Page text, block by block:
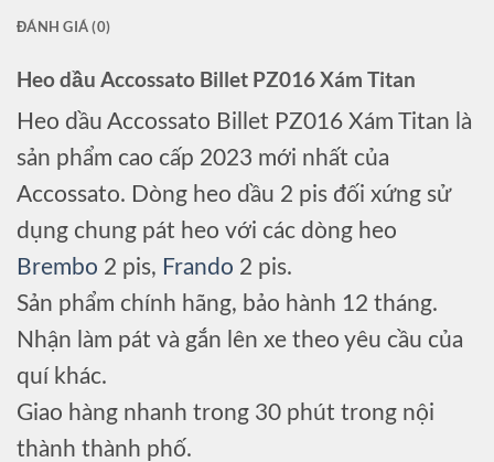
ĐÁNH GIÁ (0)
Heo dầu Accossato Billet PZ016 Xám Titan
Heo dầu Accossato Billet PZ016 Xám Titan là
sản phẩm cao cấp 2023 mới nhất của
Accossato. Dòng heo dầu 2 pis đối xứng sử
dụng chung pát heo với các dòng heo
Brembo 2 pis, Frando 2 pis.
Sản phẩm chính hãng, bảo hành 12 tháng.
Nhận làm pát và gắn lên xe theo yêu cầu của
quí khác.
Giao hàng nhanh trong 30 phút trong nội
thành thành phố.